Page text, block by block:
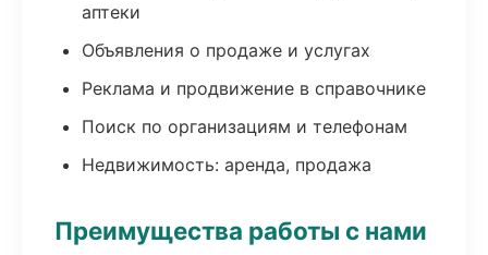
аптеки
Объявления о продаже и услугах
Реклама и продвижение в справочнике
Поиск по организациям и телефонам
Недвижимость: аренда, продажа
Преимущества работы с нами